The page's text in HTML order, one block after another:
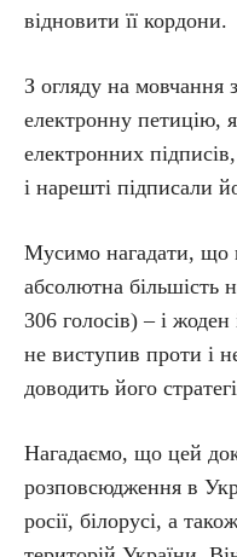
відновити її кордони.
З огляду на мовчання
електронну петицію,
електронних
і нарешті підписали
Мусимо нагадати, що
абсолютна більшість
306 голосів) – і жоден
не виступив проти і
доводить його
Нагадаємо, що цей
розповсюдження в
росії, білорусі, а